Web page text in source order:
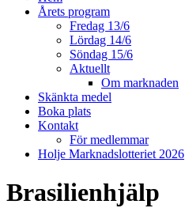
Årets program
Fredag 13/6
Lördag 14/6
Söndag 15/6
Aktuellt
Om marknaden
Skänkta medel
Boka plats
Kontakt
För medlemmar
Holje Marknadslotteriet 2026
Brasilienhjälp